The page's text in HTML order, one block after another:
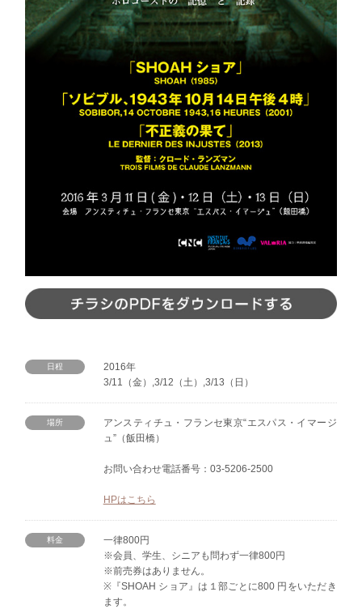
日程
2016年
3/11（金）,3/12（土）,3/13（日）
場所
アンスティチュ・フランセ東京“エスパス・イマージ
ュ”（飯田橋）
お問い合わせ電話番号：03-5206-2500
HPはこちら
料金
一律800円
※会員、学生、シニアも問わず一律800円
※前売券はありません。
※『SHOAH ショア』は１部ごとに800 円をいただき
ます。